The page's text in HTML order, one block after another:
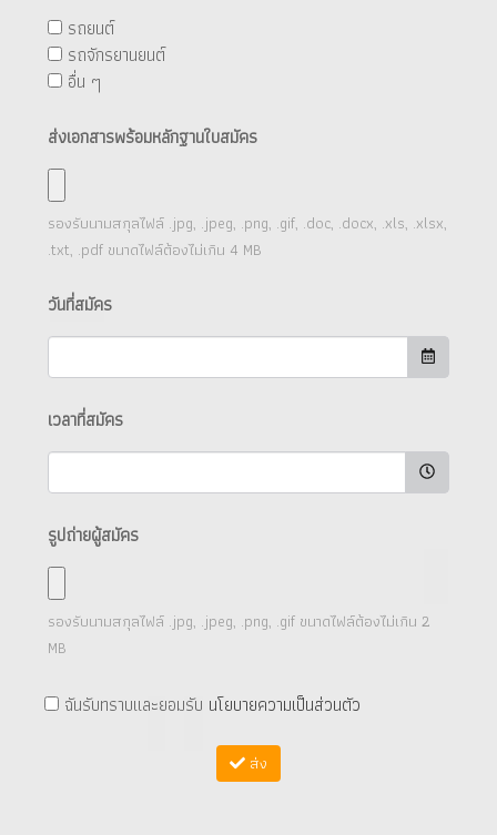
รถยนต์
รถจักรยานยนต์
อื่น ๆ
ส่งเอกสารพร้อมหลักฐานใบสมัคร
รองรับนามสกุลไฟล์ .jpg, .jpeg, .png, .gif, .doc, .docx, .xls, .xlsx,
.txt, .pdf ขนาดไฟล์ต้องไม่เกิน 4 MB
วันที่สมัคร
เวลาที่สมัคร
รูปถ่ายผู้สมัคร
รองรับนามสกุลไฟล์ .jpg, .jpeg, .png, .gif ขนาดไฟล์ต้องไม่เกิน 2
MB
ฉันรับทราบและยอมรับ นโยบายความเป็นส่วนตัว
ส่ง